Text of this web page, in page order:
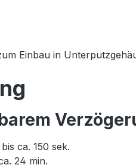
Einbau in
ca. 150 sek.
24 min.